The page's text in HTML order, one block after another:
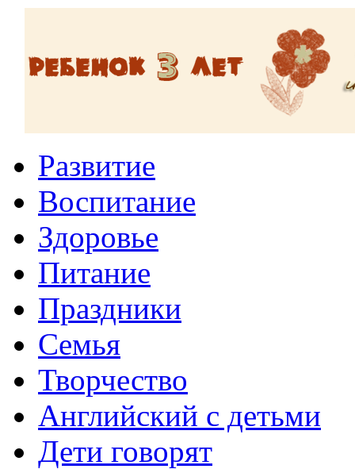
Развитие
Воспитание
Здоровье
Питание
Праздники
Семья
Творчество
Английский с детьми
Дети говорят